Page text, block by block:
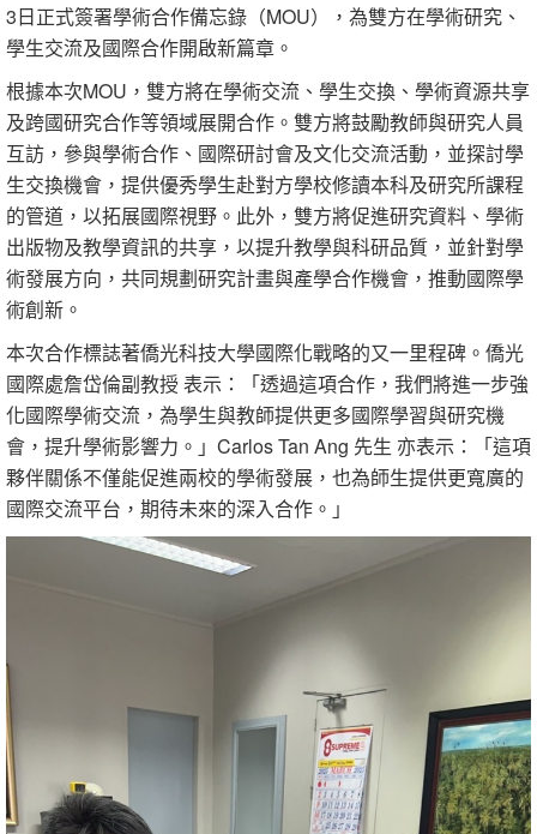
3日正式簽署學術合作備忘錄（MOU），為雙方在學術研究、
學生交流及國際合作開啟新篇章。
根據本次MOU，雙方將在學術交流、學生交換、學術資源共享
及跨國研究合作等領域展開合作。雙方將鼓勵教師與研究人員
互訪，參與學術合作、國際研討會及文化交流活動，並探討學
生交換機會，提供優秀學生赴對方學校修讀本科及研究所課程
的管道，以拓展國際視野。此外，雙方將促進研究資料、學術
出版物及教學資訊的共享，以提升教學與科研品質，並針對學
術發展方向，共同規劃研究計畫與產學合作機會，推動國際學
術創新。
本次合作標誌著僑光科技大學國際化戰略的又一里程碑。僑光
國際處詹岱倫副教授 表示：「透過這項合作，我們將進一步強
化國際學術交流，為學生與教師提供更多國際學習與研究機
會，提升學術影響力。」Carlos Tan Ang 先生 亦表示：「這項
夥伴關係不僅能促進兩校的學術發展，也為師生提供更寬廣的
國際交流平台，期待未來的深入合作。」